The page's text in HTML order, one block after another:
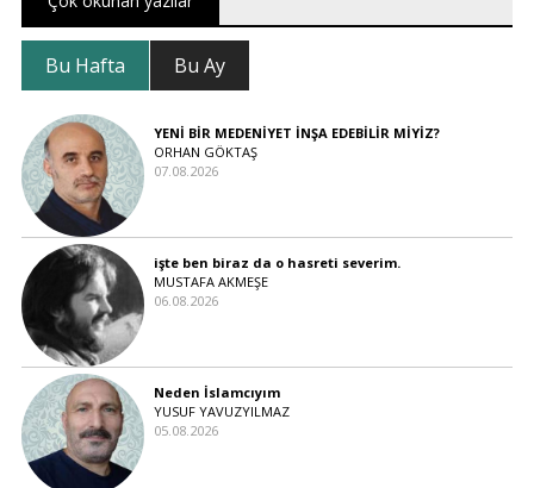
Bu Hafta Bu Ay
YENİ BİR MEDENİYET İNŞA EDEBİLİR MİYİZ?
ORHAN GÖKTAŞ
07.08.2026
işte ben biraz da o hasreti severim.
MUSTAFA AKMEŞE
06.08.2026
Neden İslamcıyım
YUSUF YAVUZYILMAZ
05.08.2026